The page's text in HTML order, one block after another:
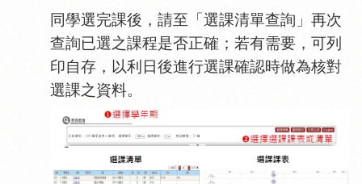
同學選完課後，請至「選課清單查詢」再次
查詢已選之課程是否正確；若有需要，可列
印自存，以利日後進行選課確認時做為核對
選課之資料。